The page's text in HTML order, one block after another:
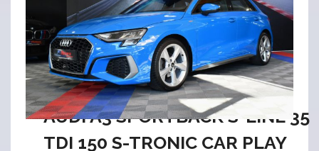
AUDI A3 SPORTBACK S-LINE 35
TDI 150 S-TRONIC CAR PLAY